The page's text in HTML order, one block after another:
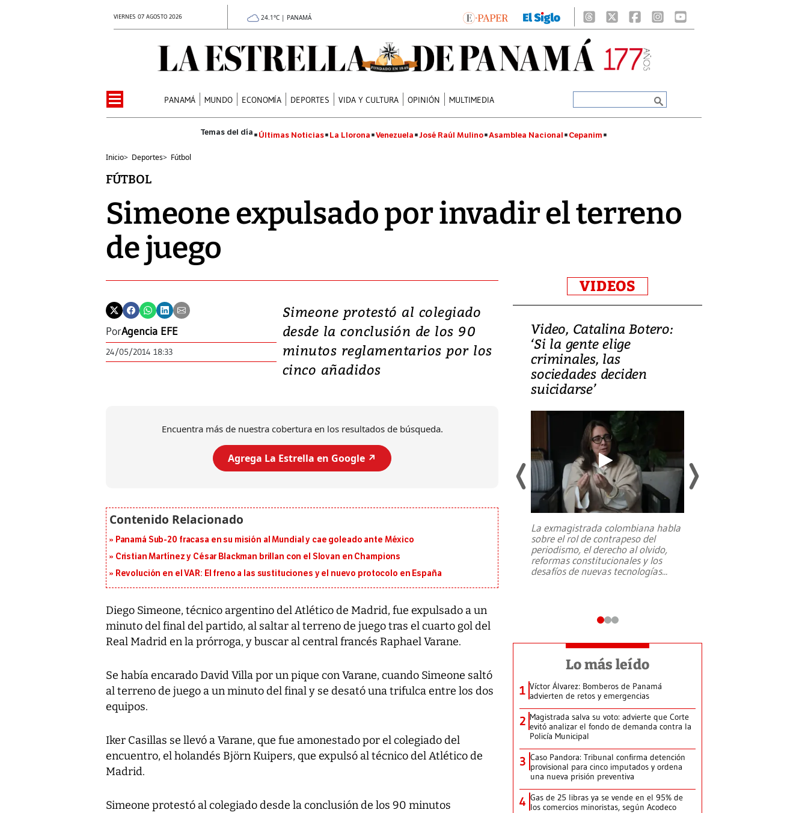
VIERNES 07 AGOSTO 2026 24.1°C | PANAMÁ
PANAMÁ MUNDO ECONOMÍA DEPORTES VIDA Y CULTURA OPINIÓN MULTIMEDIA
Últimas Noticias La Llorona Venezuela José Raúl Mulino Asamblea Nacional Cepanim
Inicio> Deportes> Fútbol
FÚTBOL
Simeone expulsado por invadir el terreno
de juego
PorAgencia EFE
24/05/2014 18:33
Simeone protestó al colegiado
desde la conclusión de los 90
minutos reglamentarios por los
cinco añadidos
Encuentra más de nuestra cobertura en los resultados de búsqueda.
Agrega La Estrella en Google ↗️
Panamá Sub-20 fracasa en su misión al Mundial y cae goleado ante México
Cristian Martínez y César Blackman brillan con el Slovan en Champions
Revolución en el VAR: El freno a las sustituciones y el nuevo protocolo en España
Diego Simeone, técnico argentino del Atlético de Madrid, fue expulsado a un
minuto del final del partido, al saltar al terreno de juego tras el cuarto gol del
Real Madrid en la prórroga, y buscar al central francés Raphael Varane.
Se había encarado David Villa por un pique con Varane, cuando Simeone saltó
al terreno de juego a un minuto del final y se desató una trifulca entre los dos
equipos.
Iker Casillas se llevó a Varane, que fue amonestado por el colegiado del
encuentro, el holandés Björn Kuipers, que expulsó al técnico del Atlético de
Madrid.
Simeone protestó al colegiado desde la conclusión de los 90 minutos
VIDEOS
Video, Japón: Terremoto
deja heridos y graves
daños en Kumamoto
7,1 se registró este martes 28 de
emergencia de gran
Video, Catalina Botero:
‘Si la gente elige
criminales, las
sociedades deciden
suicidarse’
La exmagistrada colombiana habla
sobre el rol de contrapeso del
periodismo, el derecho al olvido,
reformas constitucionales y los
desafíos de nuevas tecnologías...
Lo más leído
1 Víctor Álvarez: Bomberos de Panamá
advierten de retos y emergencias
2 Magistrada salva su voto: advierte que Corte
evitó analizar el fondo de demanda contra la
Policía Municipal
3 Caso Pandora: Tribunal confirma detención
provisional para cinco imputados y ordena
una nueva prisión preventiva
4 Gas de 25 libras ya se vende en el 95% de
los comercios minoristas, según Acodeco